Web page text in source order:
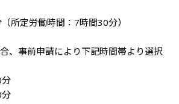
所定労働時間：7時間30分）
、事前申請により下記時間帯より選択